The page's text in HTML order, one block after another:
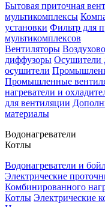
Бытовая приточная
мультикомплексы
установки Фильтр для
мультикомплексов
Вентиляторы
диффузоры Осушители
осушители
Промышленные
нагреватели и
для вентиляции
материалы
Водонагреватели
Котлы
Водонагреватели и
Электрические
Комбинированного
Котлы Электрические